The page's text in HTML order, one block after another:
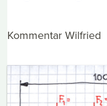
Kommentar Wilfried